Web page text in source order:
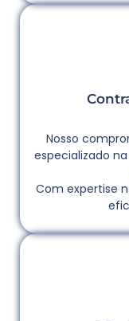
Nosso
especializado
Com expertise